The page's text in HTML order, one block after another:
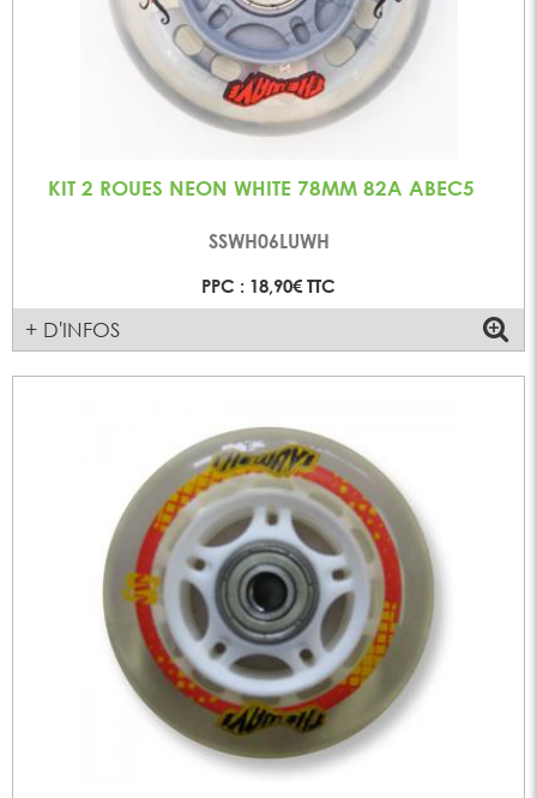
KIT 2 ROUES NEON WHITE 78MM 82A ABEC5
SSWH06LUWH
PPC : 18,90€ TTC
+ D'INFOS